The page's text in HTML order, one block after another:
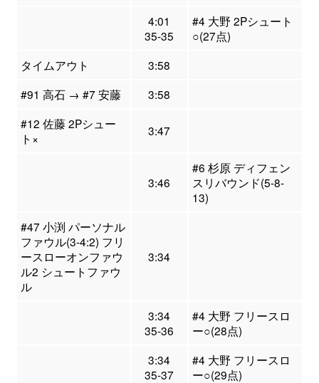
4:01
35-35
#4 大野 2Pシュート
○(27点)
タイムアウト
3:58
#91 高石 → #7 安藤
3:58
#12 佐藤 2Pシュー
ト×
3:47
3:46
#6 杉原 ディフェン
スリバウンド(5-8-
13)
#47 小渕 パーソナル
ファウル(3-4:2) フリ
ースローオンファウ
ル2 シュートファウ
ル
3:34
3:34
35-36
#4 大野 フリースロ
ー○(28点)
3:34
35-37
#4 大野 フリースロ
ー○(29点)